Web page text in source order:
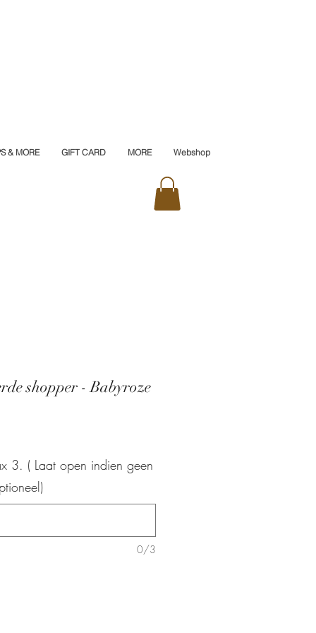
& MORE GIFT CARD MORE Webshop
shopper - Babyroze
3. ( Laat open indien geen
0/3